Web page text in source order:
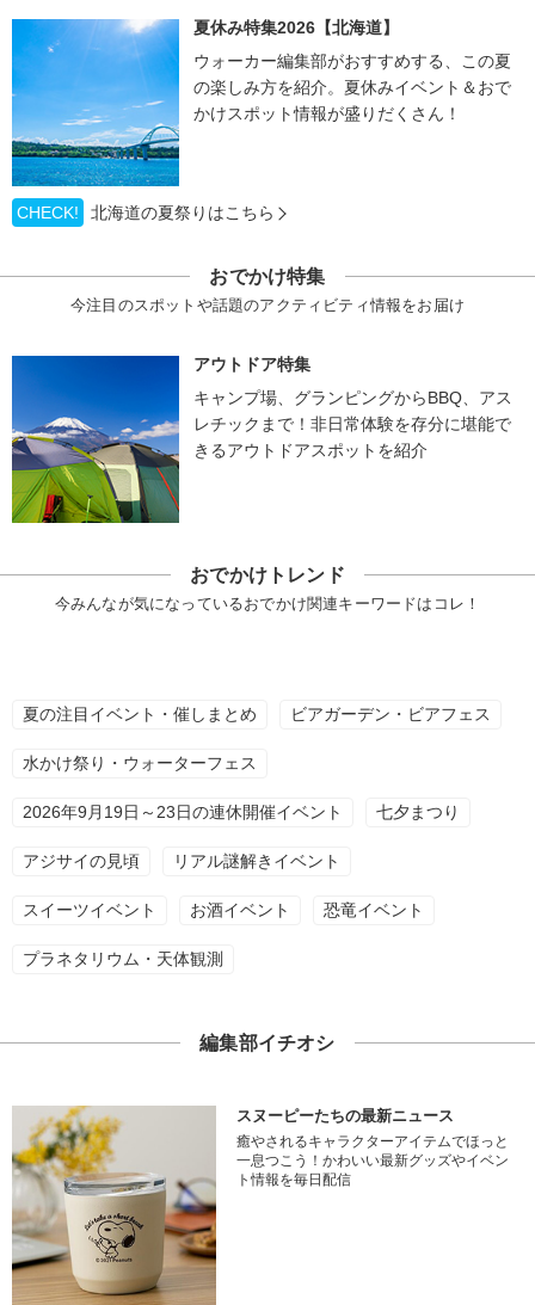
夏休み特集2026【北海道】
ウォーカー編集部がおすすめする、この夏
の楽しみ方を紹介。夏休みイベント＆おで
かけスポット情報が盛りだくさん！
CHECK! 北海道の夏祭りはこちら
おでかけ特集
今注目のスポットや話題のアクティビティ情報をお届け
アウトドア特集
キャンプ場、グランピングからBBQ、アス
レチックまで！非日常体験を存分に堪能で
きるアウトドアスポットを紹介
おでかけトレンド
今みんなが気になっているおでかけ関連キーワードはコレ！
夏の注目イベント・催しまとめ ビアガーデン・ビアフェス
水かけ祭り・ウォーターフェス
2026年9月19日～23日の連休開催イベント 七夕まつり
アジサイの見頃 リアル謎解きイベント
スイーツイベント お酒イベント 恐竜イベント
プラネタリウム・天体観測
編集部イチオシ
スヌーピーたちの最新ニュース
癒やされるキャラクターアイテムでほっと
一息つこう！かわいい最新グッズやイベン
ト情報を毎日配信